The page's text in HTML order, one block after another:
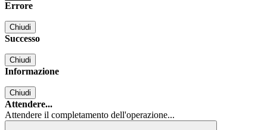
Errore
Chiudi
Successo
Chiudi
Informazione
Chiudi
Attendere...
Attendere il completamento dell'operazione...